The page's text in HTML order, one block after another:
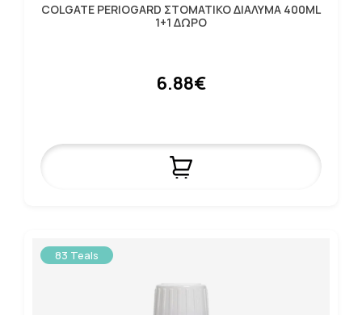
COLGATE PERIOGARD ΣΤΟΜΑΤΙΚΟ ΔΙΑΛΥΜΑ 400ML
1+1 ΔΩΡΟ
6.88€
83 Teals